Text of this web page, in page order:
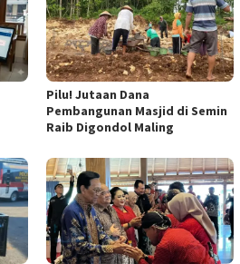
Pilu! Jutaan Dana
Pembangunan Masjid di Semin
Raib Digondol Maling